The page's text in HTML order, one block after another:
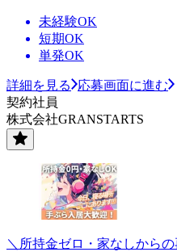
未経験OK
短期OK
単発OK
詳細を見る
応募画面に進む
契約社員
株式会社GRANSTARTS
＼所持金ゼロ・家なしから